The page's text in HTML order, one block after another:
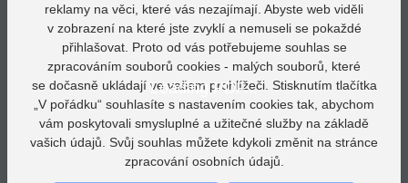
Loading PDF...
reklamy na věci, které vás nezajímají. Abyste web viděli
v zobrazení na které jste zvyklí a nemuseli se pokaždé
přihlašovat. Proto od vás potřebujeme souhlas se
zpracováním souborů cookies - malých souborů, které
se dočasně ukládají ve vašem prohlížeči. Stisknutím tlačítka
„V pořádku“ souhlasíte s nastavením cookies tak, abychom
vám poskytovali smysluplné a užitečné služby na základě
vašich údajů. Svůj souhlas můžete kdykoli změnit na stránce
zpracování osobních údajů.